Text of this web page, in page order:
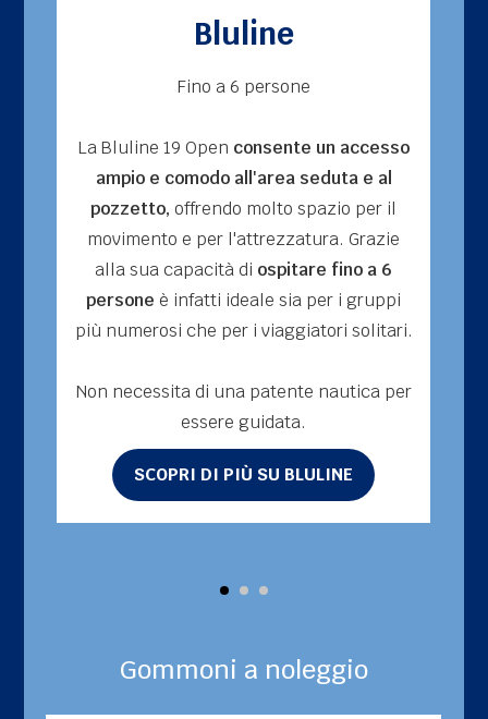
Bluline
Fino a 6 persone
La Bluline 19 Open consente un accesso
ampio e comodo all'area seduta e al
pozzetto,offrendo molto spazio per il
movimento e per l'attrezzatura. Grazie
alla sua capacità di ospitare fino a 6
persone è infatti ideale sia per i gruppi
più numerosi che per i viaggiatori solitari.
Non necessita di una patente nautica per
essere guidata.
SCOPRI DI PIÙ SU BLULINE
Gommoni a noleggio